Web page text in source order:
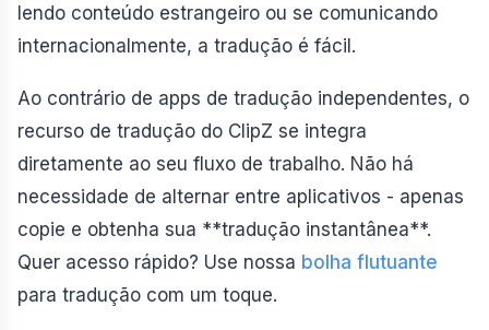
lendo conteúdo estrangeiro ou se comunicando
internacionalmente, a tradução é fácil.
Ao contrário de apps de tradução independentes, o
recurso de tradução do ClipZ se integra
diretamente ao seu fluxo de trabalho. Não há
necessidade de alternar entre aplicativos - apenas
copie e obtenha sua **tradução instantânea**.
Quer acesso rápido? Use nossa bolha flutuante
para tradução com um toque.